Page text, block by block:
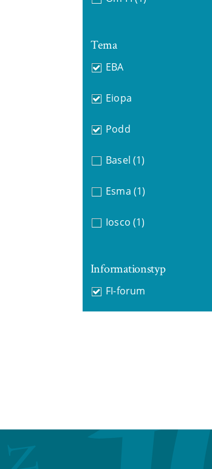
Tema
EBA
Eiopa
Podd
Basel (1)
Esma (1)
Iosco (1)
Informationstyp
FI-forum